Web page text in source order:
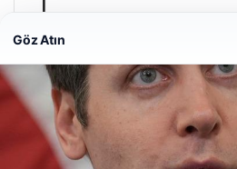
Enes Kaplan Avukatlık Bürosu
28/04/2026
Göz Atın